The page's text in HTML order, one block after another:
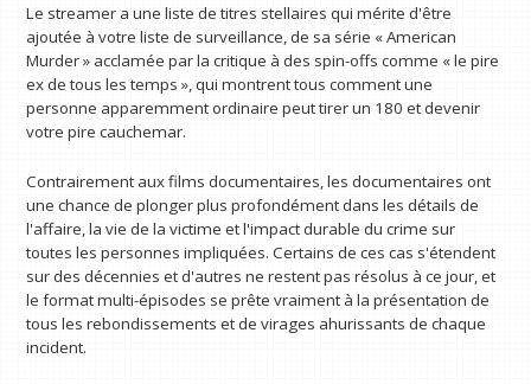
Le streamer a une liste de titres stellaires qui mérite d'être
ajoutée à votre liste de surveillance, de sa série « American
Murder » acclamée par la critique à des spin-offs comme « le pire
ex de tous les temps », qui montrent tous comment une
personne apparemment ordinaire peut tirer un 180 et devenir
votre pire cauchemar.
Contrairement aux films documentaires, les documentaires ont
une chance de plonger plus profondément dans les détails de
l'affaire, la vie de la victime et l'impact durable du crime sur
toutes les personnes impliquées. Certains de ces cas s'étendent
sur des décennies et d'autres ne restent pas résolus à ce jour, et
le format multi-épisodes se prête vraiment à la présentation de
tous les rebondissements et de virages ahurissants de chaque
incident.